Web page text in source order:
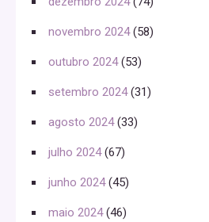
novembro 2024(58)
outubro 2024(53)
setembro 2024(31)
agosto 2024(33)
julho 2024(67)
junho 2024(45)
maio 2024(46)